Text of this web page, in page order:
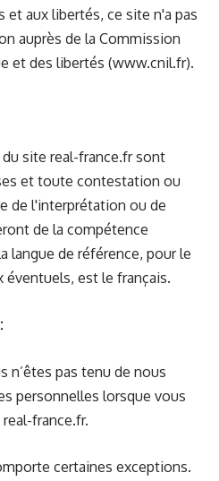
aux libertés, ce site n'a pas
auprès de la Commission
et des libertés (www.cnil.fr).
site real-france.frsont
et toute contestation ou
de l'interprétation ou de
de la compétence
langue de référence, pour le
est le français.
n’êtes pas tenu de nous
personnelles lorsque vous
real-france.fr.
certaines exceptions.